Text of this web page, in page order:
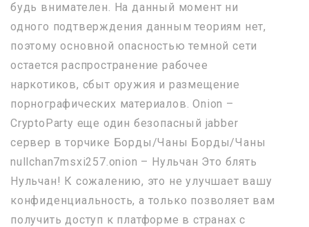
будь внимателен. На данный момент ни
одного подтверждения данным теориям нет,
поэтому основной опасностью темной сети
остается распространение рабочее
наркотиков, сбыт оружия и размещение
порнографических материалов. Onion –
CryptoParty еще один безопасный jabber
сервер в торчике Борды/Чаны Борды/Чаны
nullchan7msxi257.onion – Нульчан Это блять
Нульчан! К сожалению, это не улучшает вашу
конфиденциальность, а только позволяет вам
получить доступ к платформе в странах с